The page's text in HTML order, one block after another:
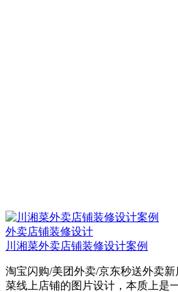
外卖店铺装修设计
川湘菜外卖店铺装修设计案例
淘宝闪购/美团外卖/京东秒送外卖
菜线上店铺的图片设计，本质上是